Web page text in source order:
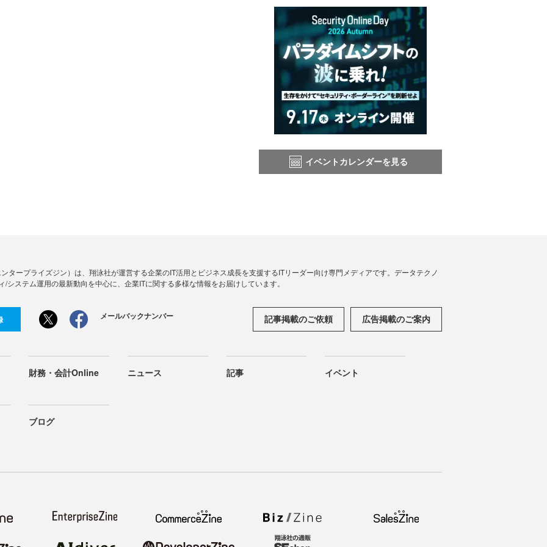
イベントカレンダーを見る
ンタープライズジン）は、翔泳社が運営する企業のIT活用とビジネス成長を支援するITリーダー向け専門メディアです。データテクノ
/システム運用の最新動向を中心に、企業ITに関する多様な情報をお届けしています。
メールバックナンバー 記事掲載のご依頼 広告掲載のご案内
財務・会計Online ニュース 記事 イベント
ブログ